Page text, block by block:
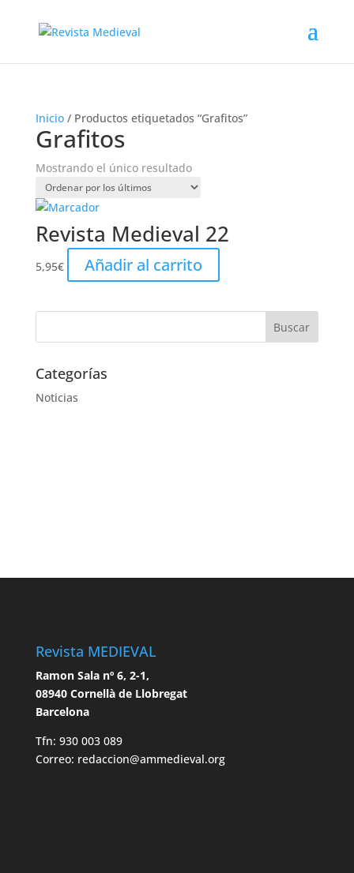
Inicio/ Productos etiquetados “Grafitos”
Grafitos
Mostrando el único resultado
Revista Medieval 22
5,95€ Añadir al carrito
Categorías
Noticias
Revista MEDIEVAL
Ramon Sala nº 6, 2-1,
08940 Cornellà de Llobregat
Barcelona
Tfn: 930 003 089
Correo: redaccion@ammedieval.org